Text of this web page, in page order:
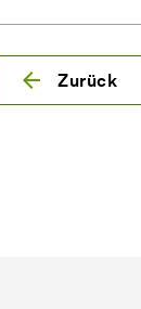
Zurück